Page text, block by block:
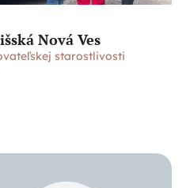
Nová Ves
starostlivosti